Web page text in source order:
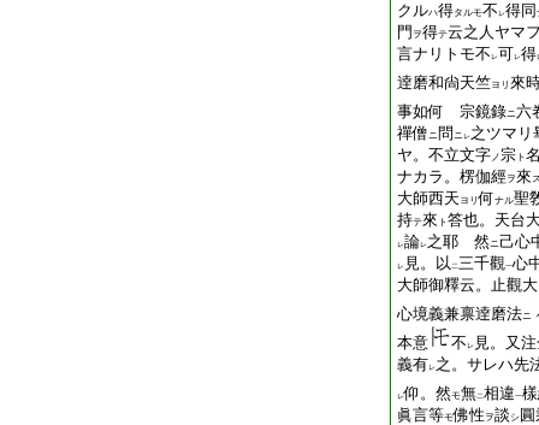
クルハ得タルモ不 レ得同
門 ヲ得テ云之人ヤマ
言ナリトモ不 レ可レ得
逹磨和尙天竺ヨリ 來
事如何 宗鏡錄ニ六
禪僧ニ問ニレ之ツマリ
ヤ。不立文字ノ宗 ト
ナカラ。楞伽經ヲ來
大師西天 ヨリ何ナル聖
持テ來 ト 答也。天台
レ論レ之耶 然ニ己心
レ 見。以 二三千觀一心
大師御釋云。止觀
心境義兼禀逹磨法ニ
本意 不 レ 見。又
義有レ之。サレハ先
レ仰。然モ無二相違一
眞言等モ佛性 ヲ談 シ